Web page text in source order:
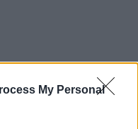
My Personal